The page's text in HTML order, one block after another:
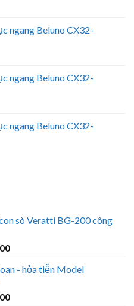
ngang Beluno CX32-
ngang Beluno CX32-
ngang Beluno CX32-
sò Veratti BG-200 công
Giá
tại
₫1800000.
- hỏa tiễn Model
Giá